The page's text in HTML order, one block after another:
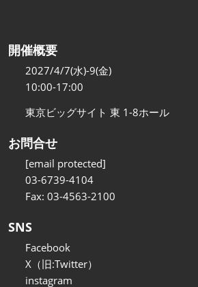
開催概要
2027/4/7(水)-9(金)
10:00-17:00
東京ビッグサイト 東 1-8ホール
お問合せ
[email protected]
03-6739-4104
Fax: 03-4563-2100
SNS
Facebook
X（旧:Twitter）
instagram